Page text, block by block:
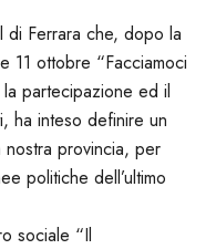
di Ferrara che, dopo la
11 ottobre “Facciamoci
partecipazione ed il
ha inteso definire un
provincia, per
politiche dell’ultimo
sociale “Il